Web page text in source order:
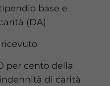
base e
(DA)
per cento della
di carità